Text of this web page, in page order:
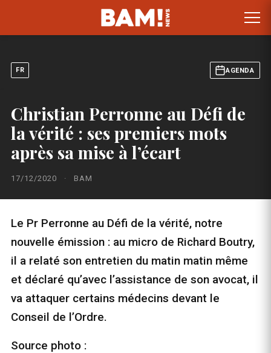
FR AGENDA
Christian Perronne au Défi de
la vérité : ses premiers mots
après sa mise à l’écart
17/12/2020 · BAM
Le Pr Perronne au Défi de la vérité, notre
nouvelle émission : au micro de Richard Boutry,
il a relaté son entretien du matin matin même
et déclaré qu’avec l’assistance de son avocat, il
va attaquer certains médecins devant le
Conseil de l’Ordre.
Source photo :